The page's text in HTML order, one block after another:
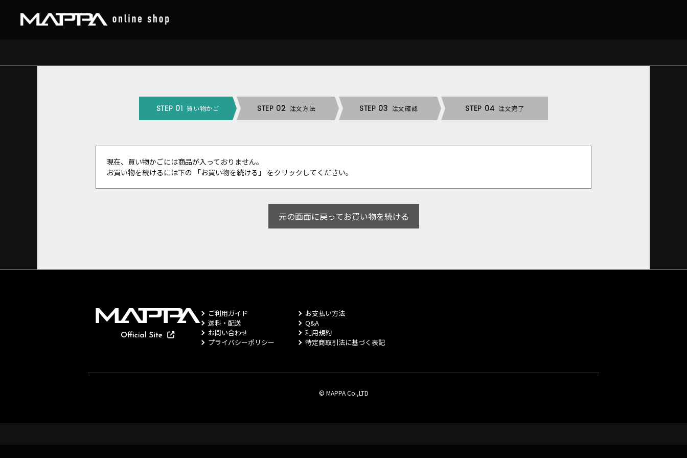
STEP 01 買い物かご STEP 02 注文方法 STEP 03 注文確認 STEP 04 注文完了
現在、買い物かごには商品が入っておりません。
お買い物を続けるには下の 「お買い物を続ける」 をクリックしてください。
元の画面に戻ってお買い物を続ける
ご利用ガイド
お支払い方法
送料・配送
Q&A
お問い合わせ
利用規約
プライバシーポリシー
特定商取引法に基づく表記
© MAPPA Co.,LTD